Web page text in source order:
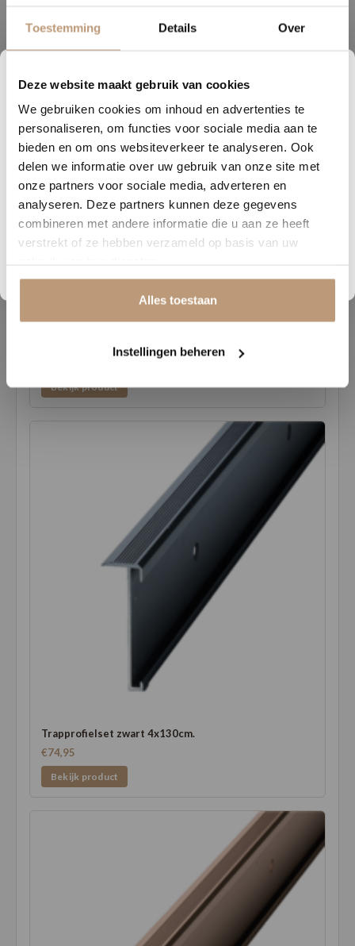
0
DAGEN
18
UREN
50
MINUTEN
07
SECONDEN
Nu tijdelijk 10% korting op
jouw vloer
Vraag snel een offerte aan en bespaar direct.
Bekijk plak PVC vloeren
Toestemming Details Over
Deze website maakt gebruik van cookies
We gebruiken cookies om inhoud en advertenties te
personaliseren, om functies voor sociale media aan te
bieden en om ons websiteverkeer te analyseren. Ook
delen we informatie over uw gebruik van onze site met
onze partners voor sociale media, adverteren en
analyseren. Deze partners kunnen deze gegevens
combineren met andere informatie die u aan ze heeft
verstrekt of ze hebben verzameld op basis van uw
Alles toestaan
Instellingen beheren
Bekijk product
Trapprofielset zwart 4x130cm.
€74,95
Bekijk product